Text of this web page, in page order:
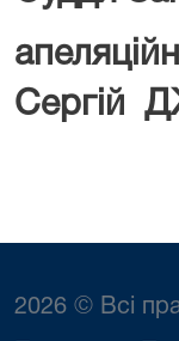
Сергій
2026 © Всі